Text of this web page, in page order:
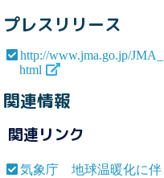
プレスリリース
http://www.jma.go.jp/
html
関連情報
関連リンク
気象庁 地球温暖化に伴